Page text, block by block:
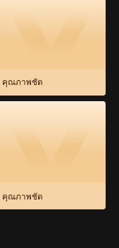
ในร่างช่าง
มเรื่อง
คุณภาพชัด
คุณภาพชัด